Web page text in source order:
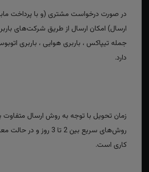
در صورت درخواست مشتری (و با پرداخت
ارسال) امکان ارسال از طریق شرکت‌های
جمله تیپاکس ، باربری هوایی ، باربری
دارد.
زمان تحویل با توجه به روش ارسال متفاوت
کاری است.